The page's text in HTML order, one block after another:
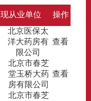
现从业单位 操作
北京医保太
洋大药房有
限公司
查看
北京市春芝
堂玉桥大药
房有限公司
查看
北京市春芝